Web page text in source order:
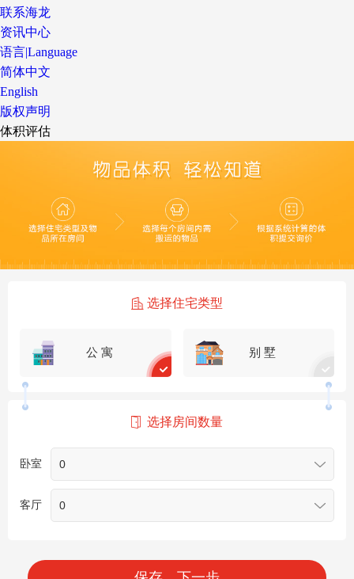
联系海龙
资讯中心
语言|Language
简体中文
English
版权声明
体积评估
选择住宅类型
公 寓 别 墅
选择房间数量
卧室
客厅